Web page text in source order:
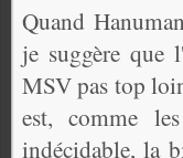
Quand
je suggère que
MSV pas top
est, comme
indécidable, la